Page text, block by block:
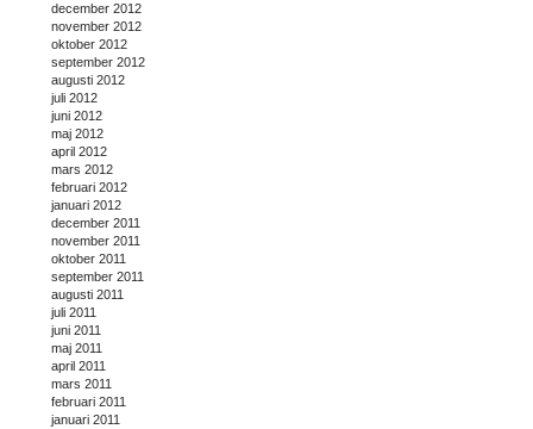
december 2012
november 2012
oktober 2012
september 2012
augusti 2012
juli 2012
juni 2012
maj 2012
april 2012
mars 2012
februari 2012
januari 2012
december 2011
november 2011
oktober 2011
september 2011
augusti 2011
juli 2011
juni 2011
maj 2011
april 2011
mars 2011
februari 2011
januari 2011